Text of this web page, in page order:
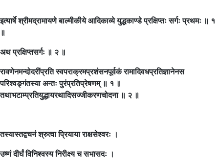
इत्यार्षे श्रीमद्रामायणे बाल्मीकीये आदिकाव्ये युद्धकाण्डे प्रक्षिप्तः सर्गः प्रथमः ॥ १
॥
अथ प्रक्षिप्तसर्गः ॥ २ ॥
रावणेनमन्दोदरींप्रति स्वपराक्रमप्रशंसनपूर्वकं रामादिवधप्रतिज्ञानेनस
परिश्वङ्गंतस्या अन्तः पुरंप्रतिप्रेषणम् ॥ १ ॥
तथाभटाम्प्रतियुद्धायरथादिसज्जीकरणचोदना ॥ २ ॥
तस्यास्तद्वचनं श्रुत्वा प्रियाया राक्षसेश्वरः ।
उष्णं दीर्घं विनिश्वस्य निरीक्ष्य च सभासदः ।